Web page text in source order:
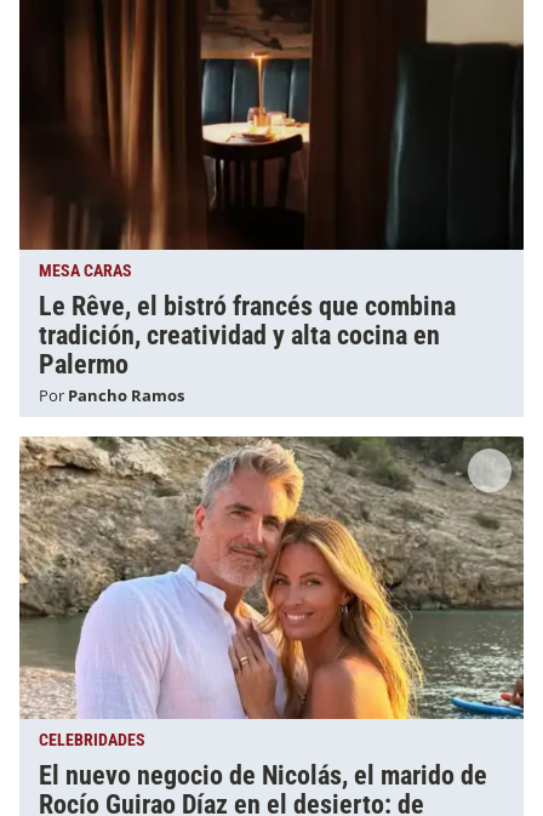
MESA CARAS
Le Rêve, el bistró francés que combina
tradición, creatividad y alta cocina en
Palermo
Por Pancho Ramos
CELEBRIDADES
El nuevo negocio de Nicolás, el marido de
Rocío Guirao Díaz en el desierto: de